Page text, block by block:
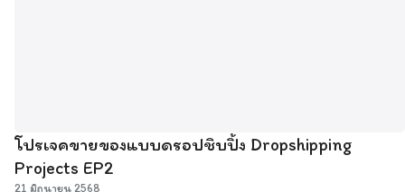
โปรเจคขายของแบบดรอปชิบปิ้ง Dropshipping
Projects EP2
21 มิถุนายน 2568